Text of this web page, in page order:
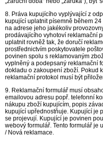
8. Práva kupujícího vyplývající z
kupující uplatnit písemně během
na adrese jeho jakékoliv
prodávajícího vyhotoví reklamační
uplatnit rovněž tak, že doručí
prostřednictvím poskytovatele
povinen spolu s reklamovaným
vyplněný a podepsaný reklamační
dokladu o zakoupení zboží. Pokud
reklamační protokol musí být
9. Reklamační formulář musí
emailovou adresu popř. telefonní
nákupu zboží kupujícím, popis
kupující upřednostňuje. Kupující je
se projevují. Kupující je povinen
webový formulář. Tento formulář je
/ Nová reklamace.